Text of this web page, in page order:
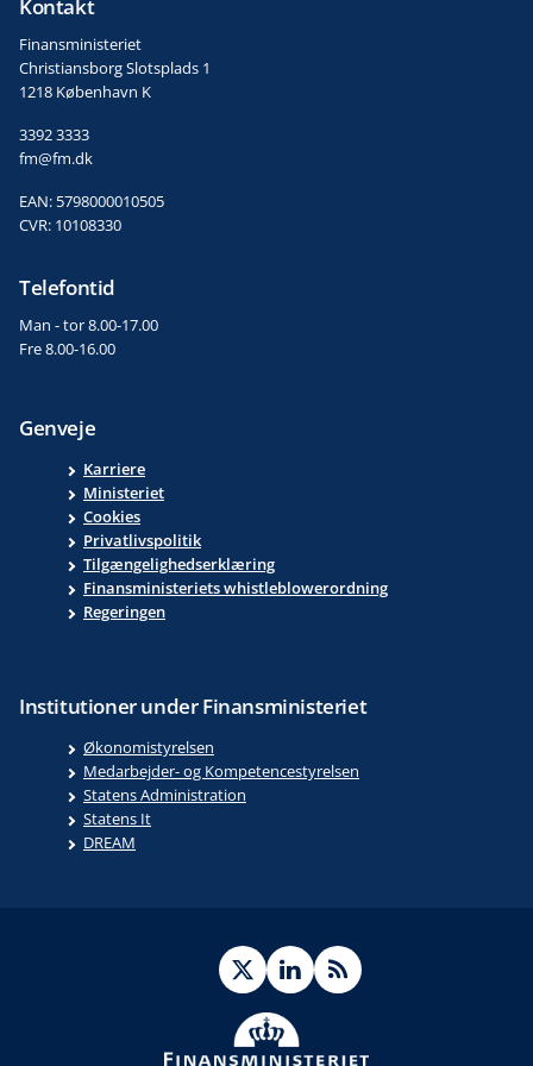
Kontakt
Finansministeriet
Christiansborg Slotsplads 1
1218 København K
3392 3333
fm@fm.dk
EAN: 5798000010505
CVR: 10108330
Telefontid
Man - tor 8.00-17.00
Fre 8.00-16.00
Genveje
Karriere
Ministeriet
Cookies
Privatlivspolitik
Tilgængelighedserklæring
Finansministeriets whistleblowerordning
Regeringen
Institutioner under Finansministeriet
Økonomistyrelsen
Medarbejder- og Kompetencestyrelsen
Statens Administration
Statens It
DREAM
TwitterLinkedIn
RSS